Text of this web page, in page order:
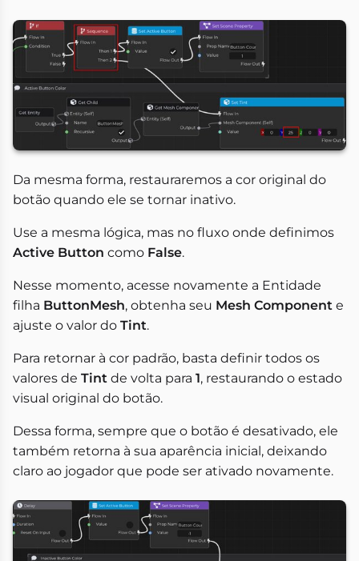
Da mesma forma, restauraremos a cor original do
botão quando ele se tornar inativo.
Use a mesma lógica, mas no fluxo onde definimos
Active Button como False.
Nesse momento, acesse novamente a Entidade
filha ButtonMesh, obtenha seu Mesh Component e
ajuste o valor do Tint.
Para retornar à cor padrão, basta definir todos os
valores de Tint de volta para 1, restaurando o estado
visual original do botão.
Dessa forma, sempre que o botão é desativado, ele
também retorna à sua aparência inicial, deixando
claro ao jogador que pode ser ativado novamente.